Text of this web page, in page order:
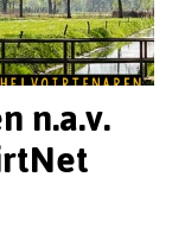
n.a.v.